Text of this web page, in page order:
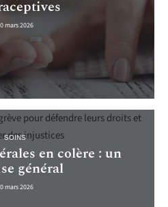
mars 2026
SOINS
en colère : un
général
mars 2026